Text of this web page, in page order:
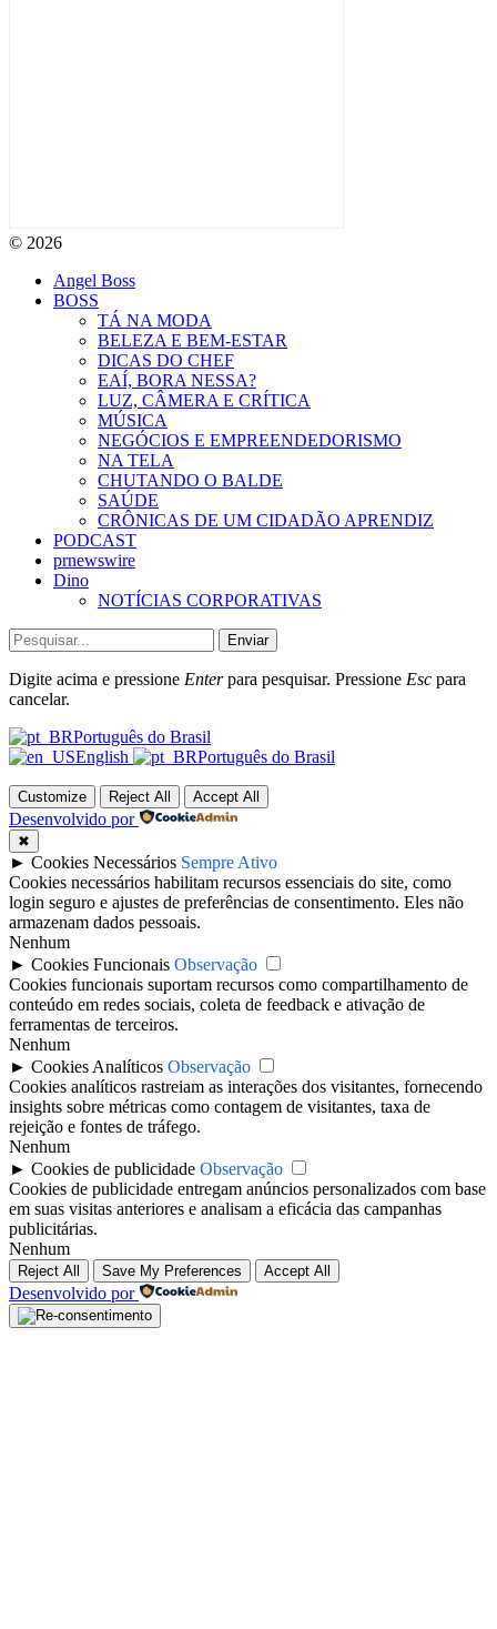
© 2026
Angel Boss
BOSS
TÁ NA MODA
BELEZA E BEM-ESTAR
DICAS DO CHEF
EAÍ, BORA NESSA?
LUZ, CÂMERA E CRÍTICA
MÚSICA
NEGÓCIOS E EMPREENDEDORISMO
NA TELA
CHUTANDO O BALDE
SAÚDE
CRÔNICAS DE UM CIDADÃO APRENDIZ
PODCAST
prnewswire
Dino
NOTÍCIAS CORPORATIVAS
Enviar
Digite acima e pressione Enterpara pesquisar. Pressione Esc para
cancelar.
Português do Brasil
English
Português do Brasil
Customize Reject All Accept All
Desenvolvido por
✖
► Cookies Necessários Sempre Ativo
Cookies necessários habilitam recursos essenciais do site, como
login seguro e ajustes de preferências de consentimento. Eles não
armazenam dados pessoais.
Nenhum
► Cookies Funcionais Observação
Cookies funcionais suportam recursos como compartilhamento de
conteúdo em redes sociais, coleta de feedback e ativação de
ferramentas de terceiros.
Nenhum
► Cookies Analíticos Observação
Cookies analíticos rastreiam as interações dos visitantes, fornecendo
insights sobre métricas como contagem de visitantes, taxa de
rejeição e fontes de tráfego.
Nenhum
► Cookies de publicidade Observação
Cookies de publicidade entregam anúncios personalizados com base
em suas visitas anteriores e analisam a eficácia das campanhas
publicitárias.
Nenhum
Reject All Save My Preferences Accept All
Desenvolvido por